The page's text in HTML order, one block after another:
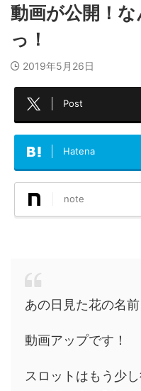
動画が公開！
っ！
2019年5月26日
Post
Hatena
note
あの日見た花の名
動画アップです！
スロットはもう少し